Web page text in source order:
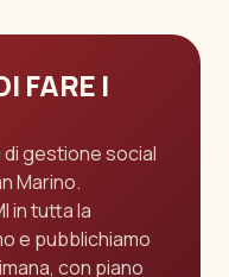
FARE I
gestione social
Marino.
in tutta la
e pubblichiamo
con piano